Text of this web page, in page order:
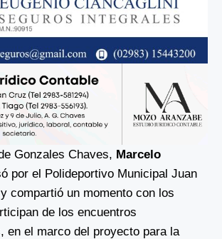
Gonzales Chaves, Marcelo
por el Polideportivo Municipal Juan
compartió un momento con los
de los encuentros
en el marco del proyecto para la